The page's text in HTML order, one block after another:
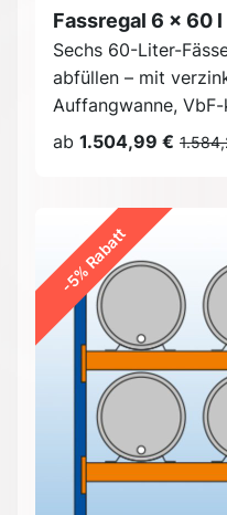
Fassregal 6 x 60
Sechs 60-Liter-
abfüllen – mit
Auffangwanne,
ab 1.504,99 €
-5% Rabatt